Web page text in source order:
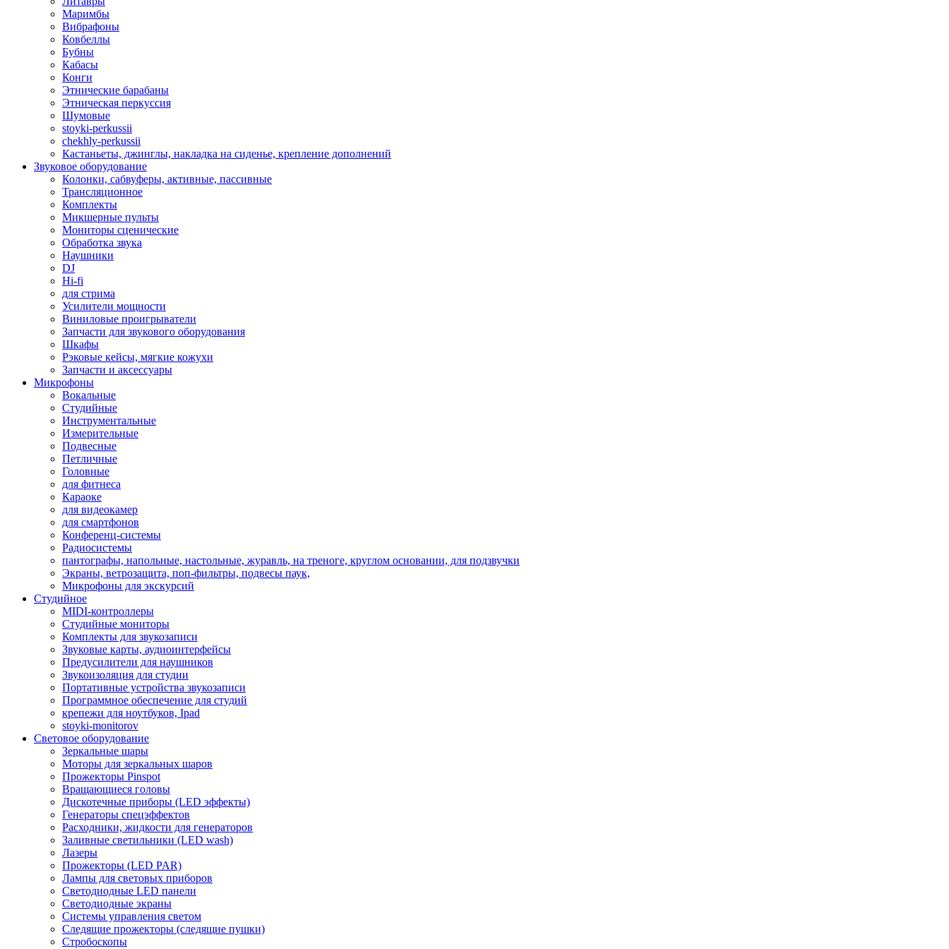
Маримбы
Вибрафоны
Ковбеллы
Бубны
Кабасы
Конги
Этнические барабаны
Этническая перкуссия
Шумовые
stoyki-perkussii
chekhly-perkussii
Кастаньеты, джинглы, накладка на сиденье, крепление дополнений
Звуковое оборудование
Колонки, сабвуферы, активные, пассивные
Трансляционное
Комплекты
Микшерные пульты
Мониторы сценические
Обработка звука
Наушники
DJ
Hi-fi
для стрима
Усилители мощности
Виниловые проигрыватели
Запчасти для звукового оборудования
Шкафы
Рэковые кейсы, мягкие кожухи
Запчасти и аксессуары
Микрофоны
Вокальные
Студийные
Инструментальные
Измерительные
Подвесные
Петличные
Головные
для фитнеса
Караоке
для видеокамер
для смартфонов
Конференц-системы
Радиосистемы
пантографы, напольные, настольные, журавль, на треноге, круглом основании, для подзвучки
Экраны, ветрозащита, поп-фильтры, подвесы паук,
Микрофоны для экскурсий
Студийное
MIDI-контроллеры
Студийные мониторы
Комплекты для звукозаписи
Звуковые карты, аудиоинтерфейсы
Предусилители для наушников
Звукоизоляция для студии
Портативные устройства звукозаписи
Программное обеспечение для студий
крепежи для ноутбуков, Ipad
stoyki-monitorov
Световое оборудование
Зеркальные шары
Моторы для зеркальных шаров
Прожекторы Pinspot
Вращающиеся головы
Дискотечные приборы (LED эффекты)
Генераторы спецэффектов
Расходники, жидкости для генераторов
Заливные светильники (LED wash)
Лазеры
Прожекторы (LED PAR)
Лампы для световых приборов
Светодиодные LED панели
Светодиодные экраны
Системы управления светом
Следящие прожекторы (следящие пушки)
Стробоскопы